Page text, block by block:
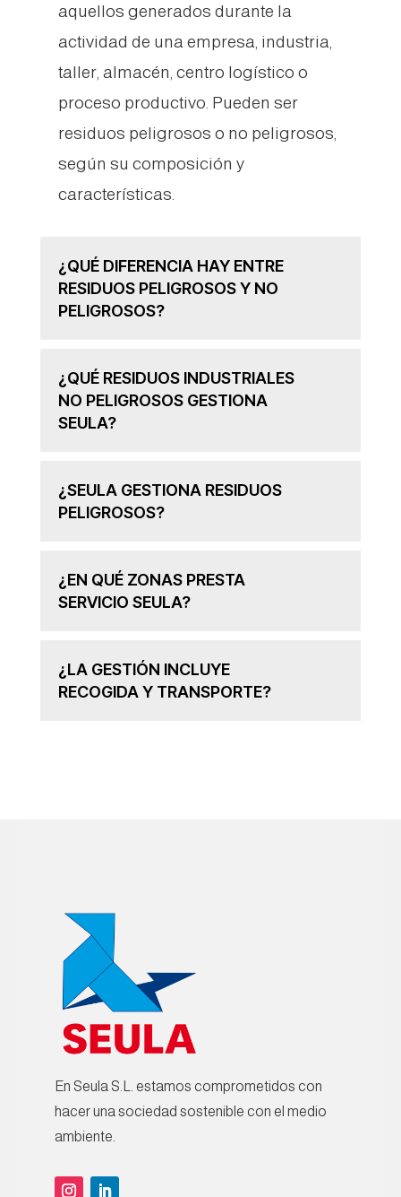
aquellos generados durante la
actividad de una empresa, industria,
taller, almacén, centro logístico o
proceso productivo. Pueden ser
residuos peligrosos o no peligrosos,
según su composición y
características.
¿QUÉ DIFERENCIA HAY ENTRE
RESIDUOS PELIGROSOS Y NO
PELIGROSOS?
¿QUÉ RESIDUOS INDUSTRIALES
NO PELIGROSOS GESTIONA
SEULA?
¿SEULA GESTIONA RESIDUOS
PELIGROSOS?
¿EN QUÉ ZONAS PRESTA
SERVICIO SEULA?
¿LA GESTIÓN INCLUYE
RECOGIDA Y TRANSPORTE?
En Seula S.L. estamos comprometidos con
hacer una sociedad sostenible con el medio
ambiente.